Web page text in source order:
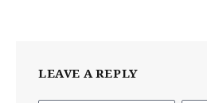
LEAVE A REPLY